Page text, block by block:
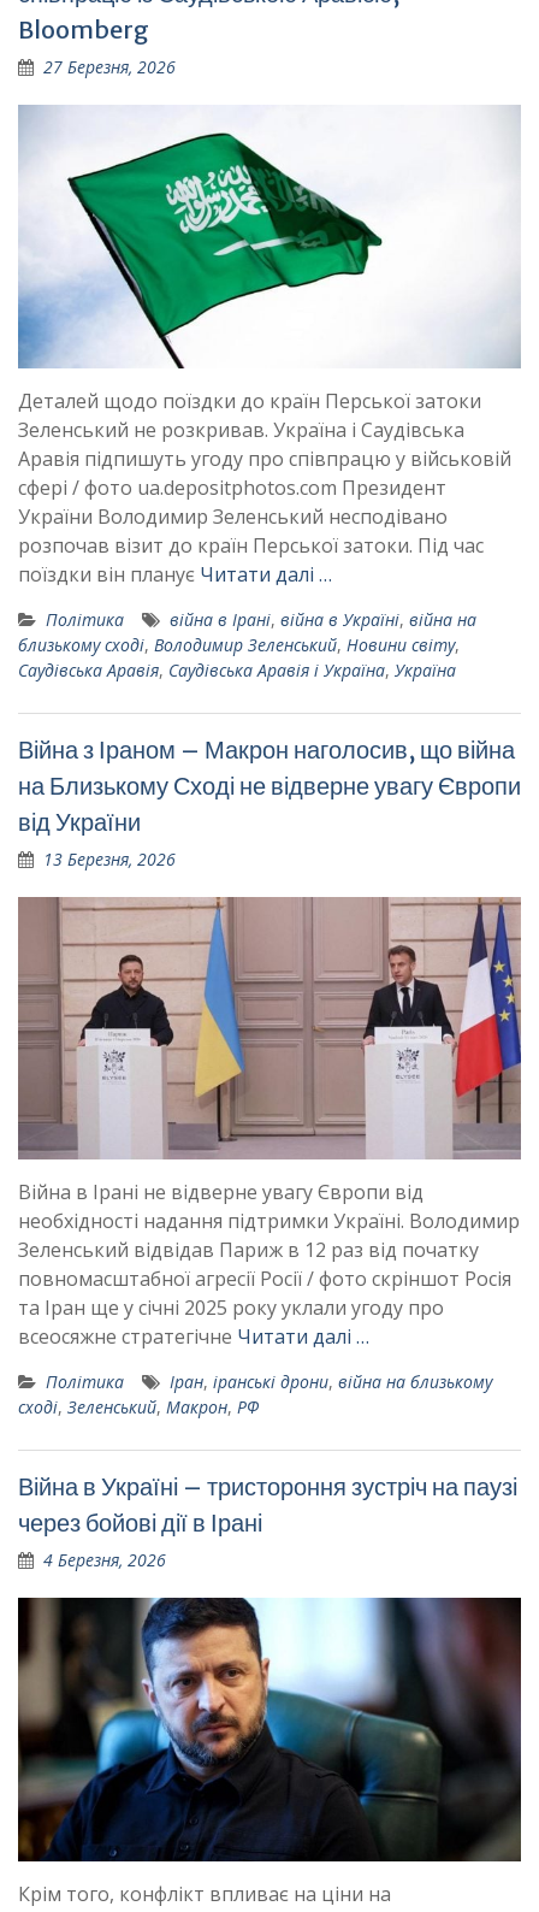
Bloomberg
27 Березня, 2026
Деталей щодо поїздки до країн Перської затоки
Зеленський не розкривав. Україна і Саудівська
Аравія підпишуть угоду про співпрацю у військовій
сфері / фото ua.depositphotos.com Президент
України Володимир Зеленський несподівано
розпочав візит до країн Перської затоки. Під час
поїздки він планує Читати далі …
Політика війна в Ірані, війна в Україні, війна на
близькому сході, Володимир Зеленський, Новини світу,
Саудівська Аравія, Саудівська Аравія і Україна, Україна
Війна з Іраном – Макрон наголосив, що війна
на Близькому Сході не відверне увагу Європи
від України
13 Березня, 2026
Війна в Ірані не відверне увагу Європи від
необхідності надання підтримки Україні. Володимир
Зеленський відвідав Париж в 12 раз від початку
повномасштабної агресії Росії / фото скріншот Росія
та Іран ще у січні 2025 року уклали угоду про
всеосяжне стратегічне Читати далі …
Політика Іран, іранські дрони, війна на близькому
сході, Зеленський, Макрон, РФ
Війна в Україні – тристороння зустріч на паузі
через бойові дії в Ірані
4 Березня, 2026
Крім того, конфлікт впливає на ціни на